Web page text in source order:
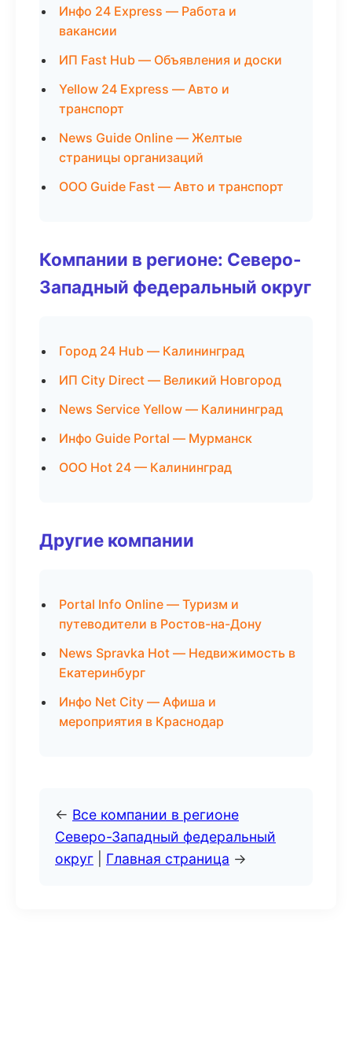
Инфо 24 Express — Работа и
вакансии
ИП Fast Hub — Объявления и доски
Yellow 24 Express — Авто и
транспорт
News Guide Online — Желтые
страницы организаций
ООО Guide Fast — Авто и транспорт
Компании в регионе: Северо-
Западный федеральный округ
Город 24 Hub — Калининград
ИП City Direct — Великий Новгород
News Service Yellow — Калининград
Инфо Guide Portal — Мурманск
ООО Hot 24 — Калининград
Другие компании
Portal Info Online — Туризм и
путеводители в Ростов-на-Дону
News Spravka Hot — Недвижимость в
Екатеринбург
Инфо Net City — Афиша и
мероприятия в Краснодар
← Все компании в регионе
Северо-Западный федеральный
округ
Главная страница →